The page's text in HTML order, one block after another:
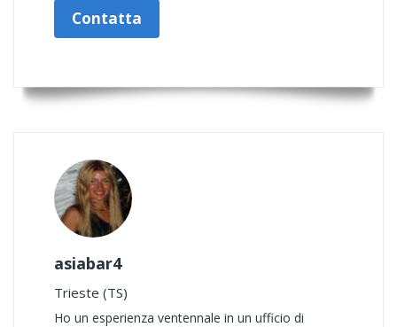
Contatta
asiabar4
Trieste (TS)
Ho un esperienza ventennale in un ufficio di